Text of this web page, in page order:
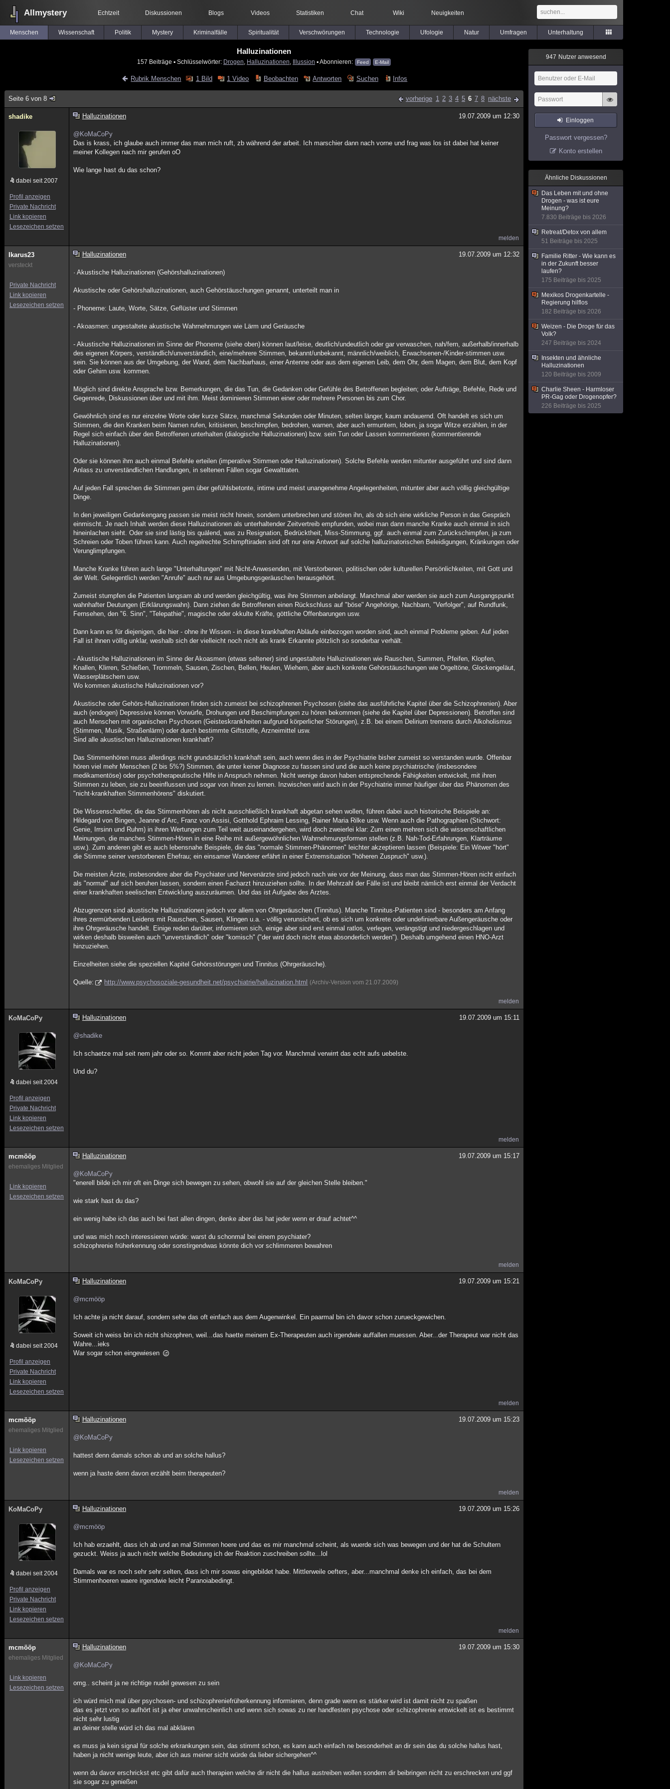
Allmystery Echtzeit Diskussionen Blogs Videos Statistiken Chat Wiki Neuigkeiten
Menschen Wissenschaft Politik Mystery Kriminalfälle Spiritualität Verschwörungen Technologie Ufologie Natur Umfragen Unterhaltung
Halluzinationen
157 Beiträge ▪ Schlüsselwörter: Drogen Halluzinationen Illussion ▪ Abonnieren: Feed E-Mail
Rubrik Menschen 1 Bild 1 Video Beobachten Antworten Suchen Infos
Seite 6 von 8 vorherige 1 2 3 4 5 6 7 8 nächste
shadike
dabei seit 2007
Profil anzeigen
Private Nachricht
Link kopieren
Lesezeichen setzen
Halluzinationen 19.07.2009 um 12:30
@KoMaCoPy
Das is krass, ich glaube auch immer das man mich ruft, zb während der arbeit. Ich marschier dann nach vorne und frag was los ist dabei hat keiner
meiner Kollegen nach mir gerufen oO
Wie lange hast du das schon?
melden
Ikarus23
versteckt
Private Nachricht
Link kopieren
Lesezeichen setzen
Halluzinationen 19.07.2009 um 12:32
· Akustische Halluzinationen (Gehörshalluzinationen)
Akustische oder Gehörshalluzinationen, auch Gehörstäuschungen genannt, unterteilt man in
- Phoneme: Laute, Worte, Sätze, Geflüster und Stimmen
- Akoasmen: ungestaltete akustische Wahrnehmungen wie Lärm und Geräusche
- Akustische Halluzinationen im Sinne der Phoneme (siehe oben) können laut/leise, deutlich/undeutlich oder gar verwaschen, nah/fern, außerhalb/innerhalb
des eigenen Körpers, verständlich/unverständlich, eine/mehrere Stimmen, bekannt/unbekannt, männlich/weiblich, Erwachsenen-/Kinder-stimmen usw.
sein. Sie können aus der Umgebung, der Wand, dem Nachbarhaus, einer Antenne oder aus dem eigenen Leib, dem Ohr, dem Magen, dem Blut, dem Kopf
oder Gehirn usw. kommen.
Möglich sind direkte Ansprache bzw. Bemerkungen, die das Tun, die Gedanken oder Gefühle des Betroffenen begleiten; oder Aufträge, Befehle, Rede und
Gegenrede, Diskussionen über und mit ihm. Meist dominieren Stimmen einer oder mehrere Personen bis zum Chor.
Gewöhnlich sind es nur einzelne Worte oder kurze Sätze, manchmal Sekunden oder Minuten, selten länger, kaum andauernd. Oft handelt es sich um
Stimmen, die den Kranken beim Namen rufen, kritisieren, beschimpfen, bedrohen, warnen, aber auch ermuntern, loben, ja sogar Witze erzählen, in der
Regel sich einfach über den Betroffenen unterhalten (dialogische Halluzinationen) bzw. sein Tun oder Lassen kommentieren (kommentierende
Halluzinationen).
Oder sie können ihm auch einmal Befehle erteilen (imperative Stimmen oder Halluzinationen). Solche Befehle werden mitunter ausgeführt und sind dann
Anlass zu unverständlichen Handlungen, in seltenen Fällen sogar Gewalttaten.
Auf jeden Fall sprechen die Stimmen gern über gefühlsbetonte, intime und meist unangenehme Angelegenheiten, mitunter aber auch völlig gleichgültige
Dinge.
In den jeweiligen Gedankengang passen sie meist nicht hinein, sondern unterbrechen und stören ihn, als ob sich eine wirkliche Person in das Gespräch
einmischt. Je nach Inhalt werden diese Halluzinationen als unterhaltender Zeitvertreib empfunden, wobei man dann manche Kranke auch einmal in sich
hineinlachen sieht. Oder sie sind lästig bis quälend, was zu Resignation, Bedrücktheit, Miss-Stimmung, ggf. auch einmal zum Zurückschimpfen, ja zum
Schreien oder Toben führen kann. Auch regelrechte Schimpftiraden sind oft nur eine Antwort auf solche halluzinatorischen Beleidigungen, Kränkungen oder
Verunglimpfungen.
Manche Kranke führen auch lange "Unterhaltungen" mit Nicht-Anwesenden, mit Verstorbenen, politischen oder kulturellen Persönlichkeiten, mit Gott und
der Welt. Gelegentlich werden "Anrufe" auch nur aus Umgebungsgeräuschen herausgehört.
Zumeist stumpfen die Patienten langsam ab und werden gleichgültig, was ihre Stimmen anbelangt. Manchmal aber werden sie auch zum Ausgangspunkt
wahnhafter Deutungen (Erklärungswahn). Dann ziehen die Betroffenen einen Rückschluss auf "böse" Angehörige, Nachbarn, "Verfolger", auf Rundfunk,
Fernsehen, den "6. Sinn", "Telepathie", magische oder okkulte Kräfte, göttliche Offenbarungen usw.
Dann kann es für diejenigen, die hier - ohne ihr Wissen - in diese krankhaften Abläufe einbezogen worden sind, auch einmal Probleme geben. Auf jeden
Fall ist ihnen völlig unklar, weshalb sich der vielleicht noch nicht als krank Erkannte plötzlich so sonderbar verhält.
- Akustische Halluzinationen im Sinne der Akoasmen (etwas seltener) sind ungestaltete Halluzinationen wie Rauschen, Summen, Pfeifen, Klopfen,
Knallen, Klirren, Schießen, Trommeln, Sausen, Zischen, Bellen, Heulen, Wiehern, aber auch konkrete Gehörstäuschungen wie Orgeltöne, Glockengeläut,
Wasserplätschern usw.
Wo kommen akustische Halluzinationen vor?
Akustische oder Gehörs-Halluzinationen finden sich zumeist bei schizophrenen Psychosen (siehe das ausführliche Kapitel über die Schizophrenien). Aber
auch (endogen) Depressive können Vorwürfe, Drohungen und Beschimpfungen zu hören bekommen (siehe die Kapitel über Depressionen). Betroffen sind
auch Menschen mit organischen Psychosen (Geisteskrankheiten aufgrund körperlicher Störungen), z.B. bei einem Delirium tremens durch Alkoholismus
(Stimmen, Musik, Straßenlärm) oder durch bestimmte Giftstoffe, Arzneimittel usw.
Sind alle akustischen Halluzinationen krankhaft?
Das Stimmenhören muss allerdings nicht grundsätzlich krankhaft sein, auch wenn dies in der Psychiatrie bisher zumeist so verstanden wurde. Offenbar
hören viel mehr Menschen (2 bis 5%?) Stimmen, die unter keiner Diagnose zu fassen sind und die auch keine psychiatrische (insbesondere
medikamentöse) oder psychotherapeutische Hilfe in Anspruch nehmen. Nicht wenige davon haben entsprechende Fähigkeiten entwickelt, mit ihren
Stimmen zu leben, sie zu beeinflussen und sogar von ihnen zu lernen. Inzwischen wird auch in der Psychiatrie immer häufiger über das Phänomen des
"nicht-krankhaften Stimmenhörens" diskutiert.
Die Wissenschaftler, die das Stimmenhören als nicht ausschließlich krankhaft abgetan sehen wollen, führen dabei auch historische Beispiele an:
Hildegard von Bingen, Jeanne d´Arc, Franz von Assisi, Gotthold Ephraim Lessing, Rainer Maria Rilke usw. Wenn auch die Pathographien (Stichwort:
Genie, Irrsinn und Ruhm) in ihren Wertungen zum Teil weit auseinandergehen, wird doch zweierlei klar: Zum einen mehren sich die wissenschaftlichen
Meinungen, die manches Stimmen-Hören in eine Reihe mit außergewöhnlichen Wahrnehmungsformen stellen (z.B. Nah-Tod-Erfahrungen, Klarträume
usw.). Zum anderen gibt es auch lebensnahe Beispiele, die das "normale Stimmen-Phänomen" leichter akzeptieren lassen (Beispiele: Ein Witwer "hört"
die Stimme seiner verstorbenen Ehefrau; ein einsamer Wanderer erfährt in einer Extremsituation "höheren Zuspruch" usw.).
Die meisten Ärzte, insbesondere aber die Psychiater und Nervenärzte sind jedoch nach wie vor der Meinung, dass man das Stimmen-Hören nicht einfach
als "normal" auf sich beruhen lassen, sondern einen Facharzt hinzuziehen sollte. In der Mehrzahl der Fälle ist und bleibt nämlich erst einmal der Verdacht
einer krankhaften seelischen Entwicklung auszuräumen. Und das ist Aufgabe des Arztes.
Abzugrenzen sind akustische Halluzinationen jedoch vor allem von Ohrgeräuschen (Tinnitus). Manche Tinnitus-Patienten sind - besonders am Anfang
ihres zermürbenden Leidens mit Rauschen, Sausen, Klingen u.a. - völlig verunsichert, ob es sich um konkrete oder undefinierbare Außengeräusche oder
ihre Ohrgeräusche handelt. Einige reden darüber, informieren sich, einige aber sind erst einmal ratlos, verlegen, verängstigt und niedergeschlagen und
wirken deshalb bisweilen auch "unverständlich" oder "komisch" ("der wird doch nicht etwa absonderlich werden"). Deshalb umgehend einen HNO-Arzt
hinzuziehen.
Einzelheiten siehe die speziellen Kapitel Gehörsstörungen und Tinnitus (Ohrgeräusche).
Quelle: http://www.psychosoziale-gesundheit.net/psychiatrie/halluzination.html (Archiv-Version vom 21.07.2009)
melden
KoMaCoPy
dabei seit 2004
Profil anzeigen
Private Nachricht
Link kopieren
Lesezeichen setzen
Halluzinationen 19.07.2009 um 15:11
@shadike
Ich schaetze mal seit nem jahr oder so. Kommt aber nicht jeden Tag vor. Manchmal verwirrt das echt aufs uebelste.
Und du?
melden
mcmööp
ehemaliges Mitglied
Link kopieren
Lesezeichen setzen
Halluzinationen 19.07.2009 um 15:17
@KoMaCoPy
"enerell bilde ich mir oft ein Dinge sich bewegen zu sehen, obwohl sie auf der gleichen Stelle bleiben."
wie stark hast du das?
ein wenig habe ich das auch bei fast allen dingen, denke aber das hat jeder wenn er drauf achtet^^
und was mich noch interessieren würde: warst du schonmal bei einem psychiater?
schizophrenie früherkennung oder sonstirgendwas könnte dich vor schlimmeren bewahren
melden
KoMaCoPy
dabei seit 2004
Profil anzeigen
Private Nachricht
Link kopieren
Lesezeichen setzen
Halluzinationen 19.07.2009 um 15:21
@mcmööp
Ich achte ja nicht darauf, sondern sehe das oft einfach aus dem Augenwinkel. Ein paarmal bin ich davor schon zurueckgewichen.
Soweit ich weiss bin ich nicht shizophren, weil...das haette meinem Ex-Therapeuten auch irgendwie auffallen muessen. Aber...der Therapeut war nicht das
Wahre...ieks
War sogar schon eingewiesen
melden
mcmööp
ehemaliges Mitglied
Link kopieren
Lesezeichen setzen
Halluzinationen 19.07.2009 um 15:23
@KoMaCoPy
hattest denn damals schon ab und an solche hallus?
wenn ja haste denn davon erzählt beim therapeuten?
melden
KoMaCoPy
dabei seit 2004
Profil anzeigen
Private Nachricht
Link kopieren
Lesezeichen setzen
Halluzinationen 19.07.2009 um 15:26
@mcmööp
Ich hab erzaehlt, dass ich ab und an mal Stimmen hoere und das es mir manchmal scheint, als wuerde sich was bewegen und der hat die Schultern
gezuckt. Weiss ja auch nicht welche Bedeutung ich der Reaktion zuschreiben sollte...lol
Damals war es noch sehr sehr selten, dass ich mir sowas eingebildet habe. Mittlerweile oefters, aber...manchmal denke ich einfach, das bei dem
Stimmenhoeren waere irgendwie leicht Paranoiabedingt.
melden
mcmööp
ehemaliges Mitglied
Link kopieren
Lesezeichen setzen
Halluzinationen 19.07.2009 um 15:30
@KoMaCoPy
omg.. scheint ja ne richtige nudel gewesen zu sein
ich würd mich mal über psychosen- und schizophreniefrüherkennung informieren, denn grade wenn es stärker wird ist damit nicht zu spaßen
das es jetzt von so aufhört ist ja eher unwahrscheinlich und wenn sich sowas zu ner handfesten psychose oder schizophrenie entwickelt ist es bestimmt
nicht sehr lustig
an deiner stelle würd ich das mal abklären
es muss ja kein signal für solche erkrankungen sein, das stimmt schon, es kann auch einfach ne besonderheit an dir sein das du solche hallus hast,
haben ja nicht wenige leute, aber ich aus meiner sicht würde da lieber sichergehen^^
wenn du davor erschrickst etc gibt dafür auch therapien welche dir nicht die hallus austreiben wollen sondern dir beibringen nicht zu erschrecken und ggf
sie sogar zu genießen
947 Nutzer anwesend
Einloggen
Passwort vergessen?
Konto erstellen
Ähnliche Diskussionen
Das Leben mit und ohne
Drogen - was ist eure
Meinung?
7.830 Beiträge bis 2026
Retreat/Detox von allem
51 Beiträge bis 2025
Familie Ritter - Wie kann es
in der Zukunft besser
laufen?
175 Beiträge bis 2025
Mexikos Drogenkartelle -
Regierung hilflos
182 Beiträge bis 2026
Weizen - Die Droge für das
Volk?
247 Beiträge bis 2024
Insekten und ähnliche
Halluzinationen
120 Beiträge bis 2009
Charlie Sheen - Harmloser
PR-Gag oder Drogenopfer?
226 Beiträge bis 2025